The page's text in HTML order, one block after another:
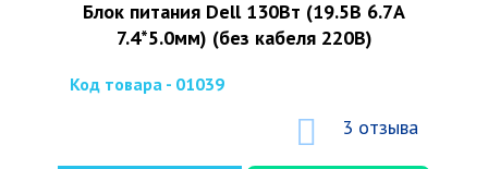
Блок питания Dell 130Вт (19.5В 6.7А
7.4*5.0мм) (без кабеля 220В)
Код товара - 01039
3 отзыва